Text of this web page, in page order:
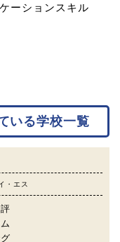
ーションスキル
いる学校一覧
・エス